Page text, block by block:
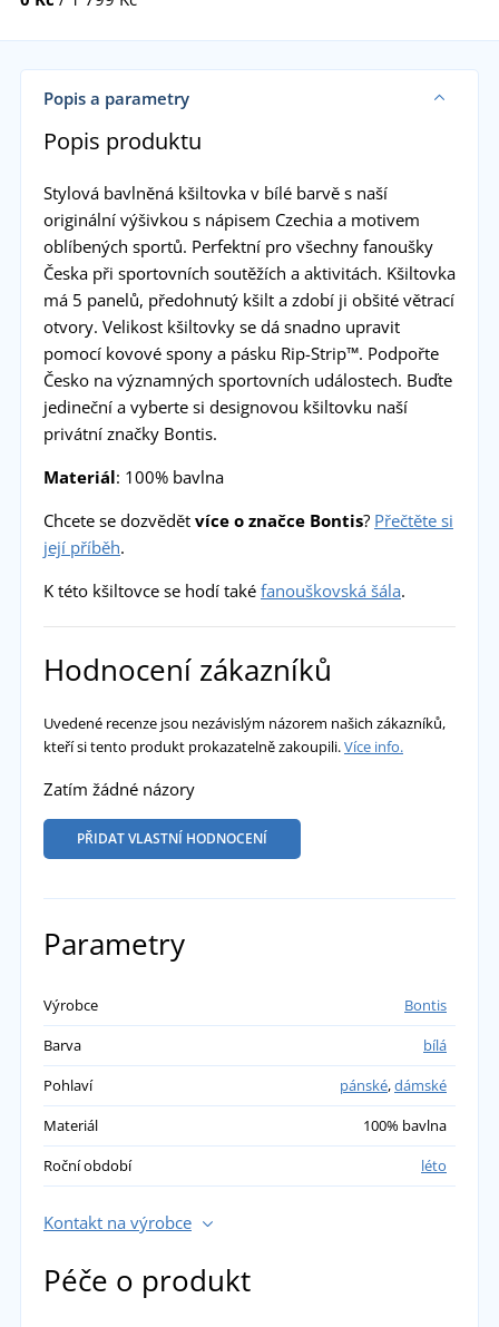
Popis a parametry
Popis produktu
Stylová bavlněná kšiltovka v bílé barvě s naší
originální výšivkou s nápisem Czechia a motivem
oblíbených sportů. Perfektní pro všechny fanoušky
Česka při sportovních soutěžích a aktivitách. Kšiltovka
má 5 panelů, předohnutý kšilt a zdobí ji obšité větrací
otvory. Velikost kšiltovky se dá snadno upravit
pomocí kovové spony a pásku Rip-Strip™. Podpořte
Česko na významných sportovních událostech. Buďte
jedineční a vyberte si designovou kšiltovku naší
privátní značky Bontis.
Materiál: 100% bavlna
Chcete se dozvědět více o značce Bontis? Přečtěte si
její příběh.
K této kšiltovce se hodí také fanouškovská šála.
Hodnocení zákazníků
Uvedené recenze jsou nezávislým názorem našich zákazníků,
kteří si tento produkt prokazatelně zakoupili.Více info.
Zatím žádné názory
PŘIDAT VLASTNÍ HODNOCENÍ
Parametry
Výrobce
Bontis
Barva
bílá
Pohlaví
pánské,dámské
Materiál
100% bavlna
Roční období
léto
Kontakt na výrobce
Péče o produkt